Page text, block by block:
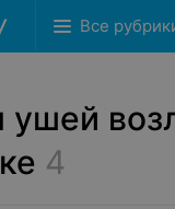
Все
ушей
4